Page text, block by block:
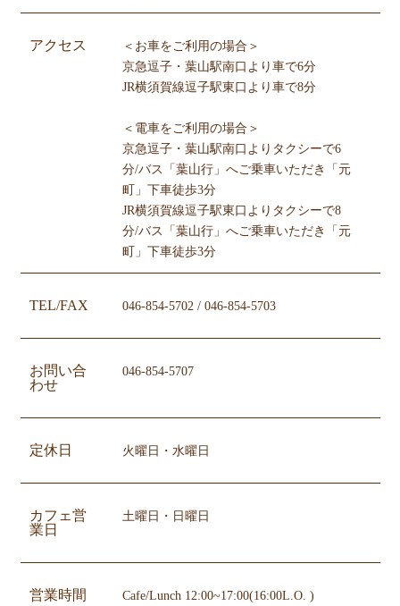
アクセス
＜お車をご利用の場合＞
京急逗子・葉山駅南口より車で6分
JR横須賀線逗子駅東口より車で8分
＜電車をご利用の場合＞
京急逗子・葉山駅南口よりタクシーで6
分/バス「葉山行」へご乗車いただき「元
町」下車徒歩3分
JR横須賀線逗子駅東口よりタクシーで8
分/バス「葉山行」へご乗車いただき「元
町」下車徒歩3分
TEL/FAX 046-854-5702 / 046-854-5703
お問い合
わせ
046-854-5707
定休日 火曜日・水曜日
カフェ営
業日
土曜日・日曜日
営業時間 Cafe/Lunch 12:00~17:00(16:00L.O. )